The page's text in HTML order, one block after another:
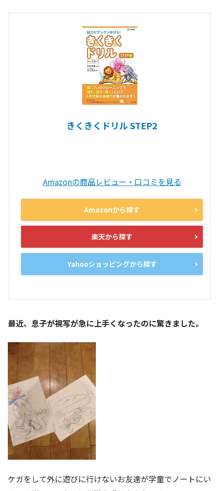
きくきくドリル STEP2
Amazonの商品レビュー・口コミを見る
Amazonから探す
楽天から探す
Yahooショッピングから探す
最近、息子が視写が急に上手くなったのに驚きました。
ケガをして外に遊びに行けないお友達が学童でノートにい